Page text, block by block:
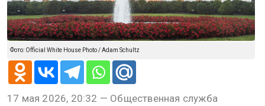
Фото: Official White House Photo / Adam Schultz
17 мая 2026, 20:32 — Общественная служба